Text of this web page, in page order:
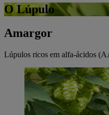
O Lúpulo
Amargor
Lúpulos ricos em alfa-ácidos